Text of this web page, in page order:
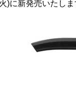
)に新発売いたし